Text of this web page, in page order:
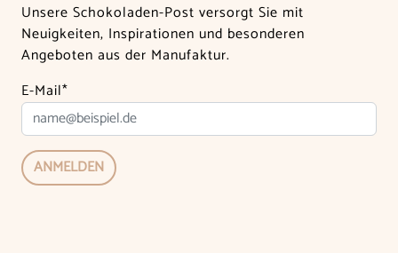
Unsere Schokoladen-Post versorgt Sie mit
Neuigkeiten, Inspirationen und besonderen
Angeboten aus der Manufaktur.
E-Mail*
ANMELDEN